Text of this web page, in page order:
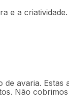
e a criatividade.
avaria.
Não